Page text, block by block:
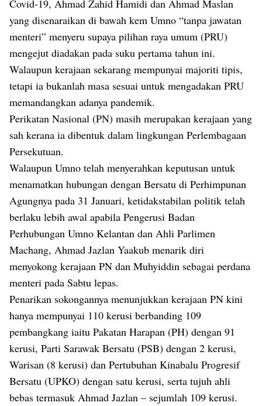
Covid-19, Ahmad Zahid Hamidi dan Ahmad Maslan
yang disenaraikan di bawah kem Umno “tanpa jawatan
menteri” menyeru supaya pilihan raya umum (PRU)
mengejut diadakan pada suku pertama tahun ini.
Walaupun kerajaan sekarang mempunyai majoriti tipis,
tetapi ia bukanlah masa sesuai untuk mengadakan PRU
memandangkan adanya pandemik.
Perikatan Nasional (PN) masih merupakan kerajaan yang
sah kerana ia dibentuk dalam lingkungan Perlembagaan
Persekutuan.
Walaupun Umno telah menyerahkan keputusan untuk
menamatkan hubungan dengan Bersatu di Perhimpunan
Agungnya pada 31 Januari, ketidakstabilan politik telah
berlaku lebih awal apabila Pengerusi Badan
Perhubungan Umno Kelantan dan Ahli Parlimen
Machang, Ahmad Jazlan Yaakub menarik diri
menyokong kerajaan PN dan Muhyiddin sebagai perdana
menteri pada Sabtu lepas.
Penarikan sokongannya menunjukkan kerajaan PN kini
hanya mempunyai 110 kerusi berbanding 109
pembangkang iaitu Pakatan Harapan (PH) dengan 91
kerusi, Parti Sarawak Bersatu (PSB) dengan 2 kerusi,
Warisan (8 kerusi) dan Pertubuhan Kinabalu Progresif
Bersatu (UPKO) dengan satu kerusi, serta tujuh ahli
bebas termasuk Ahmad Jazlan – sejumlah 109 kerusi.